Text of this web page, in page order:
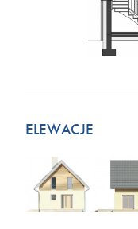
ELEWACJE